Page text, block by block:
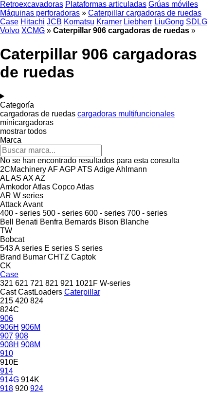
Retroexcavadoras Plataformas articuladas Grúas móviles
Máquinas perforadoras » Caterpillar cargadoras de ruedas
Case Hitachi JCB Komatsu Kramer Liebherr LiuGong SDLG
Volvo XCMG » Caterpillar 906 cargadoras de ruedas »
Caterpillar 906 cargadoras
de ruedas
Categoría
cargadoras de ruedas cargadoras multifuncionales
minicargadoras
mostrar todos
Marca
No se han encontrado resultados para esta consulta
2CMachineryAFAGP ATS AdigeAhlmann
ALAS AX AZ
AmkodorAtlas CopcoAtlas
AR W series
AttackAvant
400 - series 500 - series 600 - series 700 - series
Bell
Benati Benfra Bernards Bison Blanche
TW
Bobcat
543A series E series S series
Brand Bumar CHTZ Captok
CK
Case
321 621 721 821 921 1021F W-series
Cast CastLoaders Caterpillar
215 420 824
824C
906
906H 906M
907 908
908H 908M
910
910E
914
914G 914K
918 920 924